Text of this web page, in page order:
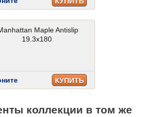
Maple Antislip
19.3x180
КУПИТЬ
коллекции в том же